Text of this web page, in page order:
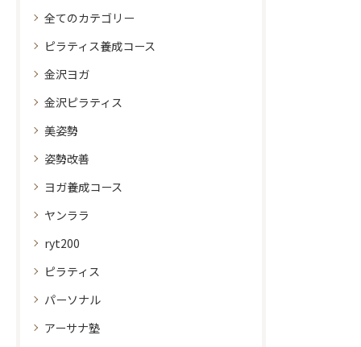
全てのカテゴリー
ピラティス養成コース
金沢ヨガ
金沢ピラティス
美姿勢
姿勢改善
ヨガ養成コース
ヤンララ
ryt200
ピラティス
パーソナル
アーサナ塾